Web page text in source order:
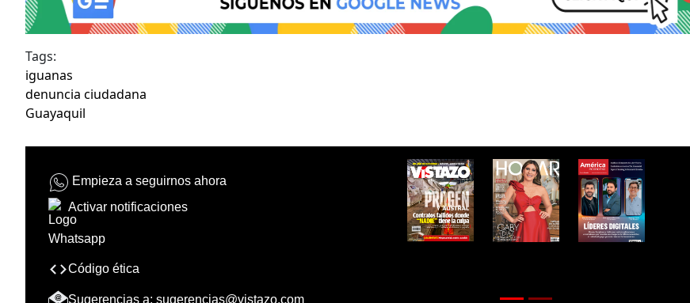
Tags:
iguanas
denuncia ciudadana
Guayaquil
Empieza a seguirnos ahora
Activar notificaciones
Código ética
Sugerencias a: sugerencias@vistazo.com